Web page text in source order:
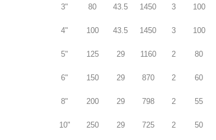
3" 80 43.5 1450 3 100
4" 100 43.5 1450 3 100
5" 125 29 1160 2 80
6" 150 29 870 2 60
8" 200 29 798 2 55
10" 250 29 725 2 50